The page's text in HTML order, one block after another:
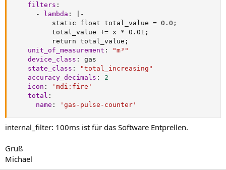
filters :
-
lambda :
-
          static float total_value = 0.0;
          total_value += x * 0.01;
          return total_value;
unit_of_measurement :
"m³"
device_class :
gas
state_class :
"total_increasing"
accuracy_decimals :
2
icon :
'mdi:fire'
total :
name : 'gas-pulse-counter'
internal_filter: 100ms ist für das Software Entprellen.
Gruß
Michael